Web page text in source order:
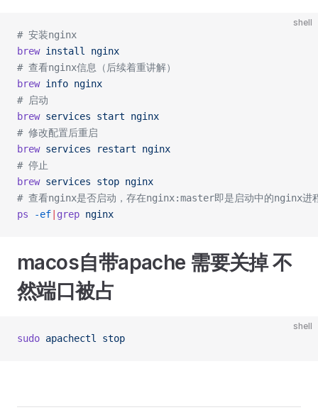
shell
# 安装nginx
brew install
nginx
# 查看nginx信息（后续着重讲解）
brew info nginx
# 启动
brew services start nginx
# 修改配置后重启
brew services restart nginx
# 停止
brew services stop nginx
# 查看nginx是否启动，存在nginx:master即是启动中的nginx进
ps -ef grep nginx
macos自带apache 需要关掉 不
然端口被占
shell
sudo apachectl stop